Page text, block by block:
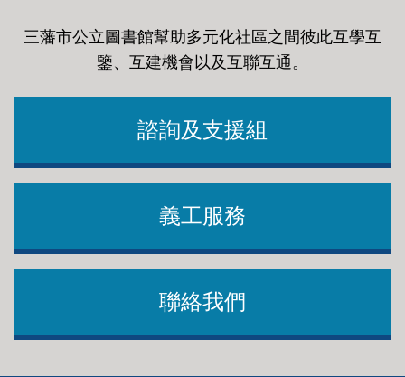
三藩市公立圖書館幫助多元化社區之間彼此互學互
鑒、互建機會以及互聯互通。
諮詢及支援組
義工服務
聯絡我們